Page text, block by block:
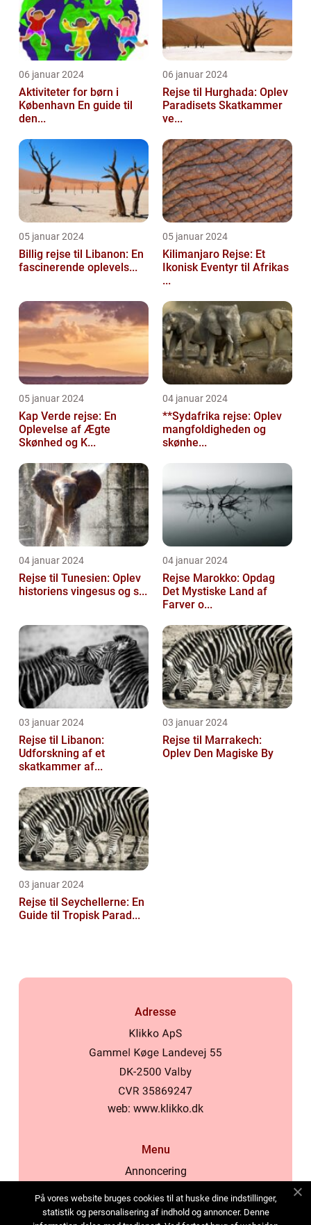
06 januar 2024
Aktiviteter for børn i
København En guide til
den...
06 januar 2024
Rejse til Hurghada: Oplev
Paradisets Skatkammer
ve...
05 januar 2024
Billig rejse til Libanon: En
fascinerende oplevels...
05 januar 2024
Kilimanjaro Rejse: Et
Ikonisk Eventyr til Afrikas
...
05 januar 2024
Kap Verde rejse: En
Oplevelse af Ægte
Skønhed og K...
04 januar 2024
**Sydafrika rejse: Oplev
mangfoldigheden og
skønhe...
04 januar 2024
Rejse til Tunesien: Oplev
historiens vingesus og s...
04 januar 2024
Rejse Marokko: Opdag
Det Mystiske Land af
Farver o...
03 januar 2024
Rejse til Libanon:
Udforskning af et
skatkammer af...
03 januar 2024
Rejse til Marrakech:
Oplev Den Magiske By
03 januar 2024
Rejse til Seychellerne: En
Guide til Tropisk Parad...
Adresse
web: www.klikko.dk
Menu
Annoncering
Cookies
På vores website bruges cookies til at huske dine indstillinger,
statistik og personalisering af indhold og annoncer. Denne